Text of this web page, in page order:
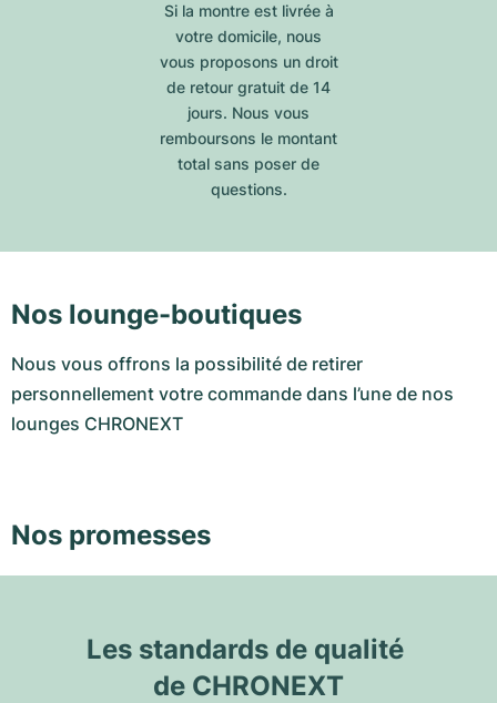
Si la montre est livrée à
votre domicile, nous
vous proposons un droit
de retour gratuit de 14
jours. Nous vous
remboursons le montant
total sans poser de
questions.
Nos lounge-boutiques
Nous vous offrons la possibilité de retirer
personnellement votre commande dans l’une de nos
lounges CHRONEXT
Nos promesses
Les standards de qualité
de CHRONEXT